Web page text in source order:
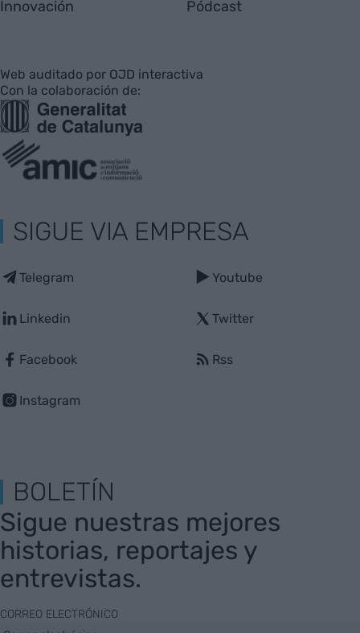
Innovación Pódcast
Web auditado por OJD interactiva
Con la colaboración de:
SIGUE VIA EMPRESA
Telegram
Linkedin
Facebook
Instagram
Youtube
Twitter
Rss
BOLETÍN
Sigue nuestras mejores
historias, reportajes y
entrevistas.
CORREO ELECTRÓNICO